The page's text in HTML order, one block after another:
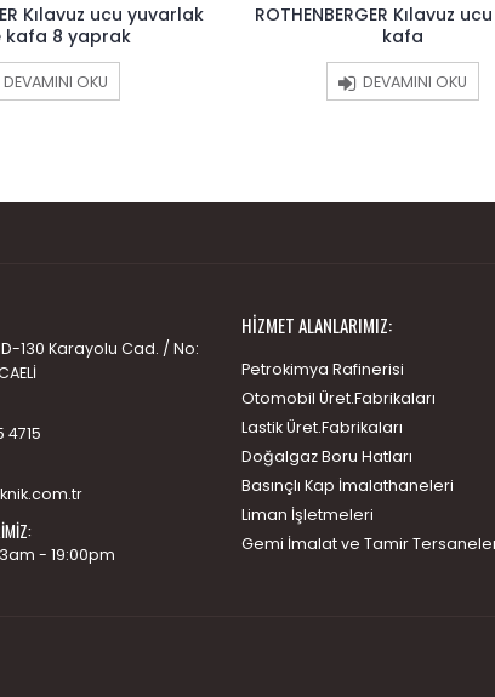
0
out
of
5
Kılavuz ucu yuvarlak
kafa 8 yaprak
DEVAMINI OKU
0
out
5
ROTHENBERGER Kılavuz
kafa
DEVAMINI OKU
130 Karayolu Cad. / No:
- 19:00pm
HIZMET ALANLARIMIZ:
Petrokimya Rafinerisi
Otomobil Üret.Fabrikaları
Lastik Üret.Fabrikaları
Doğalgaz Boru Hatları
Basınçlı Kap İmalathaneleri
Liman İşletmeleri
Gemi İmalat ve Tamir